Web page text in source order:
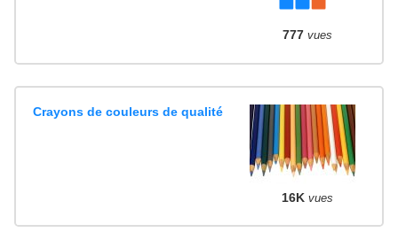
777 vues
Crayons de couleurs de qualité
16K vues